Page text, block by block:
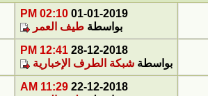
01-01-2019
02:10 PM
بواسطة طيف العمر
28-12-2018
12:41 PM
بواسطة شبكة الطرف الإخبارية
22-12-2018
11:29 AM